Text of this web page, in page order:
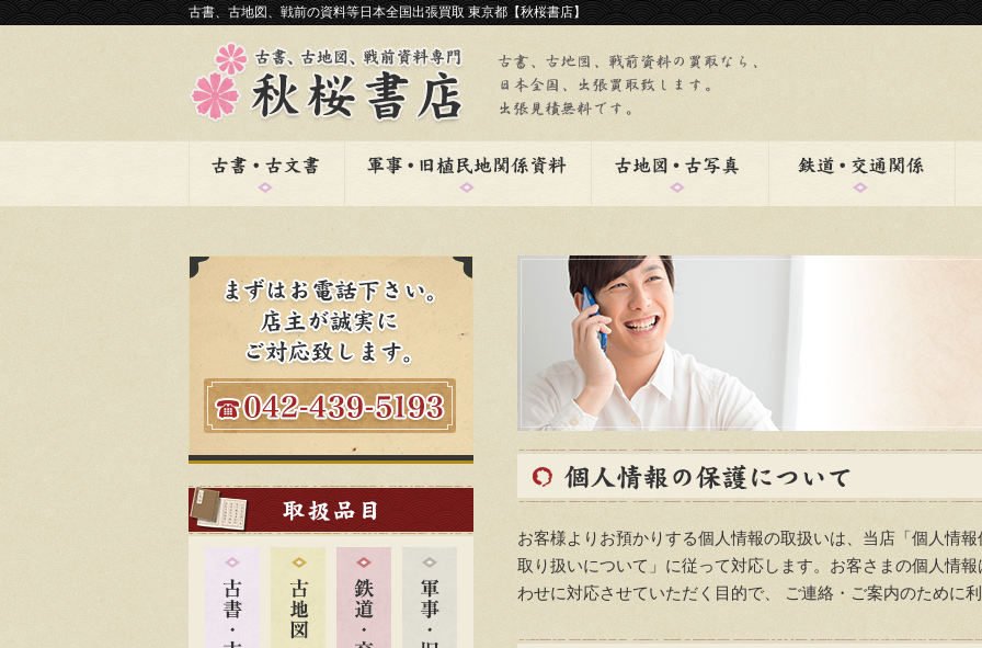
古書、古地図、戦前の資料等日本全国出張買取 東京都【秋桜書店】
お客様よりお預かりする個人情報の取扱いは、当店「個人情
取り扱いについて」に従って対応します。お客さまの個人情
わせに対応させていただく目的で、 ご連絡・ご案内のために